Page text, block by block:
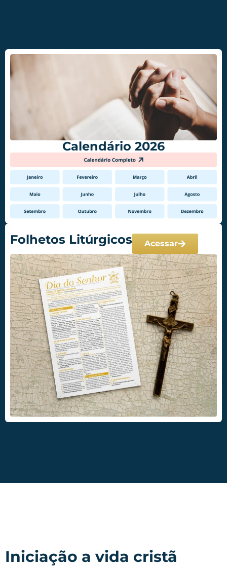
Calendário 2026
Folhetos Litúrgicos Acessar
Iniciação a vida cristã